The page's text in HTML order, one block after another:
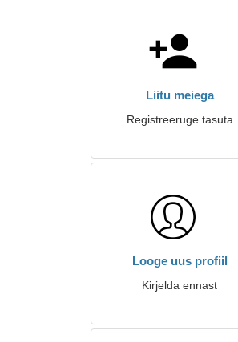
Liitu meiega
Registreeruge tasuta
Looge uus profiil
Kirjelda ennast